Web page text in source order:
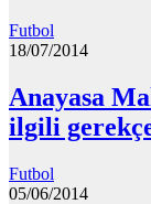
Futbol
18/07/2014
Anayasa
ilgili
Futbol
05/06/2014